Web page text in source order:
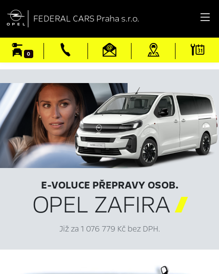
 FEDERAL CARS Praha s.r.o.
0
E-VOLUCE PŘEPRAVY OSOB.
OPEL ZAFIRA
Již za 1 076 779 Kč bez DPH.